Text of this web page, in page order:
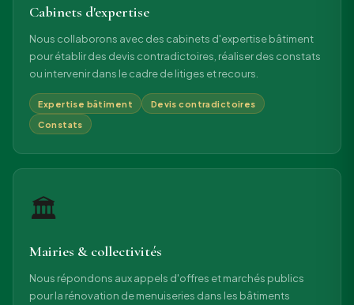
Cabinets d'expertise
Nous collaborons avec des cabinets d'expertise bâtiment
pour établir des devis contradictoires, réaliser des constats
ou intervenir dans le cadre de litiges et recours.
Expertise bâtiment Devis contradictoires
Constats
🏛
Mairies & collectivités
Nous répondons aux appels d'offres et marchés publics
pour la rénovation de menuiseries dans les bâtiments